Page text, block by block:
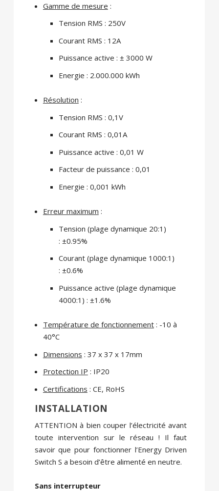
Gamme de mesure :
Tension RMS : 250V
Courant RMS : 12A
Puissance active : ± 3000 W
Energie : 2.000.000 kWh
Résolution :
Tension RMS : 0,1V
Courant RMS : 0,01A
Puissance active : 0,01 W
Facteur de puissance : 0,01
Energie : 0,001 kWh
Erreur maximum :
Tension (plage dynamique 20:1)
: ±0.95%
Courant (plage dynamique 1000:1)
: ±0.6%
Puissance active (plage dynamique
4000:1) : ±1.6%
Température de fonctionnement: -10 à
40°C
Dimensions : 37 x 37 x 17mm
Protection IP : IP20
Certifications : CE, RoHS
INSTALLATION
ATTENTION à bien couper l’électricité avant
toute intervention sur le réseau ! Il faut
savoir que pour fonctionner l’Energy Driven
Switch S a besoin d’être alimenté en neutre.
Sans interrupteur